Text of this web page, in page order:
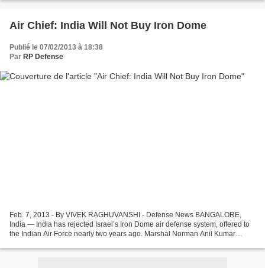
Air Chief: India Will Not Buy Iron Dome
Publié le 07/02/2013 à 18:38
Par RP Defense
Feb. 7, 2013 - By VIVEK RAGHUVANSHI - Defense News BANGALORE,
India — India has rejected Israel’s Iron Dome air defense system, offered to
the Indian Air Force nearly two years ago. Marshal Norman Anil Kumar